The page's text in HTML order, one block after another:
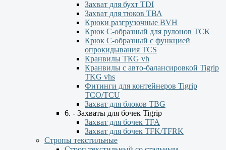
Захват для бухт TDI
Захват для тюков ТВА
Крюки разгрузочные BVH
Крюк С-образный для рулонов ТСК
Крюк С-образный с функцией
опрокидывания ТСS
Кранвилы TКG vh
Кранвилы с авто-балансировкой Tigrip
TKG vhs
Фитинги для контейнеров Tigrip
TCO/TCU
Захват для блоков TBG
6. - Захваты для бочек Tigrip
Захват для бочек TFA
Захват для бочек TFK/TFRK
Стропы текстильные